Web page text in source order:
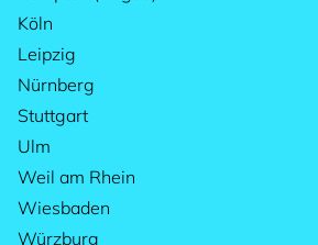
Köln
Leipzig
Nürnberg
Stuttgart
Ulm
Weil am Rhein
Wiesbaden
Würzburg